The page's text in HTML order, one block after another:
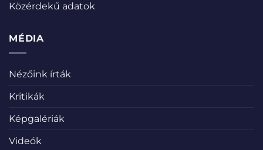
Közérdekű adatok
MÉDIA
Nézőink írták
Kritikák
Képgalériák
Videók